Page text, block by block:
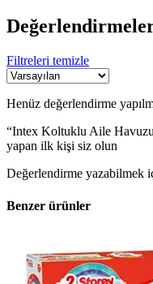
Filtreleri temizle
Henüz değerlendirme
“Intex Koltuklu Aile
yapan ilk kişi siz olun
Değerlendirme yazabilmek
Benzer ürünler